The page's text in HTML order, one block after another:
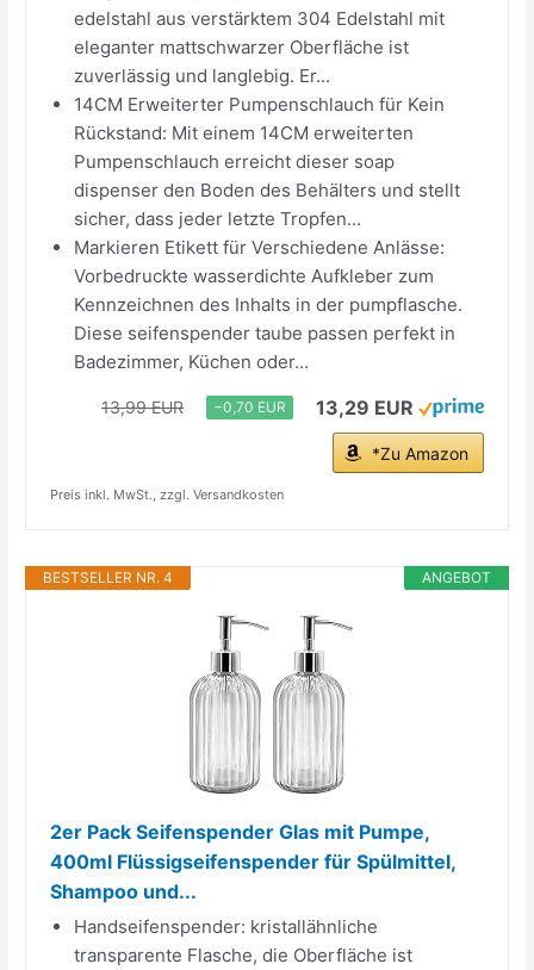
edelstahl aus verstärktem 304 Edelstahl mit
eleganter mattschwarzer Oberfläche ist
zuverlässig und langlebig. Er...
14CM Erweiterter Pumpenschlauch für Kein
Rückstand: Mit einem 14CM erweiterten
Pumpenschlauch erreicht dieser soap
dispenser den Boden des Behälters und stellt
sicher, dass jeder letzte Tropfen...
Markieren Etikett für Verschiedene Anlässe:
Vorbedruckte wasserdichte Aufkleber zum
Kennzeichnen des Inhalts in der pumpflasche.
Diese seifenspender taube passen perfekt in
Badezimmer, Küchen oder...
13,99 EUR −0,70 EUR 13,29 EUR
*Zu Amazon
Preis inkl. MwSt., zzgl. Versandkosten
ANGEBOT
BESTSELLER NR. 4
2er Pack Seifenspender Glas mit Pumpe,
400ml Flüssigseifenspender für Spülmittel,
Shampoo und...
Handseifenspender: kristallähnliche
transparente Flasche, die Oberfläche ist